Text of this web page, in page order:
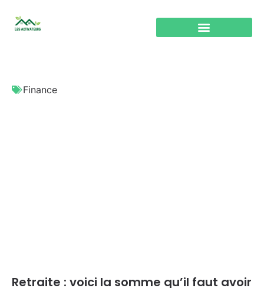
Finance
Retraite : voici la somme qu’il faut avoir